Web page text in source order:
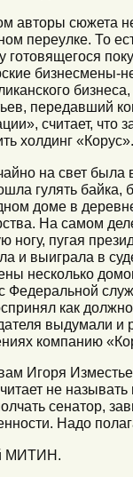
авторы сюжета
переулке. То
готовящегося
бизнесмены-
передавший
считает, что
холдинг
на свет была
гулять байка,
доме в
На самом
ногу, пугая
и выиграла в
несколько
Федеральной
как
выдумали и
компанию
Игоря
не
сенатор,
Надо
МИТИН.